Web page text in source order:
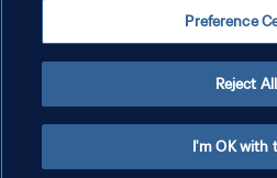
AJUSTAR LA CONFIGURACIÓN DE LAS
Copyright © 1994 - 2026 FIFA. Todos los derechos
Preference
Reject All
I'm OK with